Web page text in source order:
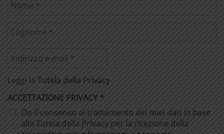
Leggi la Tutela della Privacy
ACCETTAZIONE PRIVACY*
Do il consenso al trattamento dei miei dati in base
alla Tutela della Privacy per la ricezione della